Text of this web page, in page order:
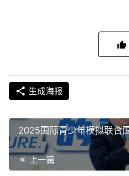
生成海报
2025国际青少年模拟联合
上一篇